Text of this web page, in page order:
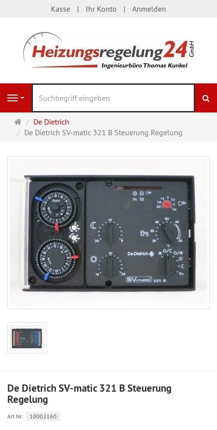
Kasse Ihr Konto Anmelden
Navigation
Startseite
De Dietrich
De Dietrich SV-matic 321 B Steuerung Regelung
De Dietrich SV-matic 321 B Steuerung
Regelung
Art.Nr.: 10002160